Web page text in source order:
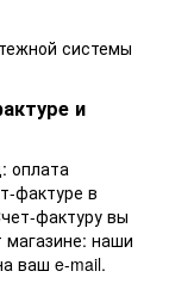
системы
и
оплата
фактуре в
фактуру вы
наши
ваш e-mail.